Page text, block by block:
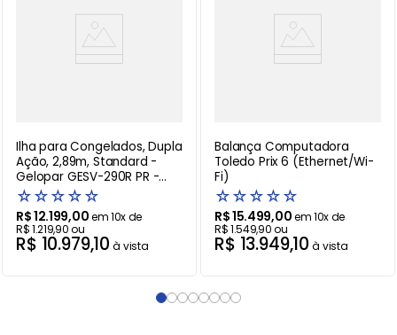
Ilha para Congelados, Dupla
Ação, 2,89m, Standard -
Gelopar GESV-290R PR -
220V
☆☆☆☆☆
R$12.199,00em10x de
R$1.219,90ou
R$ 10.979,10 à vista
Balança Computadora
Toledo Prix 6 (Ethernet/Wi-
Fi)
☆☆☆☆☆
R$15.499,00em10x de
R$1.549,90ou
R$ 13.949,10 à vista